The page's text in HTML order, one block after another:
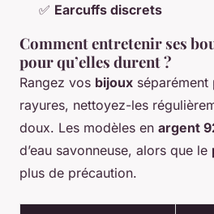
✅ Earcuffs discrets
Comment entretenir ses
pour qu’elles durent ?
Rangez vos bijoux
rayures, nettoyez-les
doux. Les modèles en argent
d’eau savonneuse, alors que le
plus de précaution.